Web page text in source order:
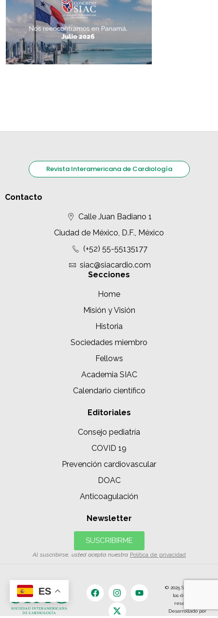
Revista Interamericana de Cardiología
Contacto
Calle Juan Badiano 1
Ciudad de México, D.F., México
(+52) 55-55135177
siac@siacardio.com
Secciones
Home
Misión y Visión
Historia
Sociedades miembro
Fellows
Academia SIAC
Calendario científico
Editoriales
Consejo pediatría
COVID 19
Prevención cardiovascular
DOAC
Anticoagulación
Newsletter
SUSCRIBIRME
Al suscribirse, usted acepta nuestra Política de privacidad
© 2025 SIAC | Todos
los derechos
reservados.
Desarrollado por
ES